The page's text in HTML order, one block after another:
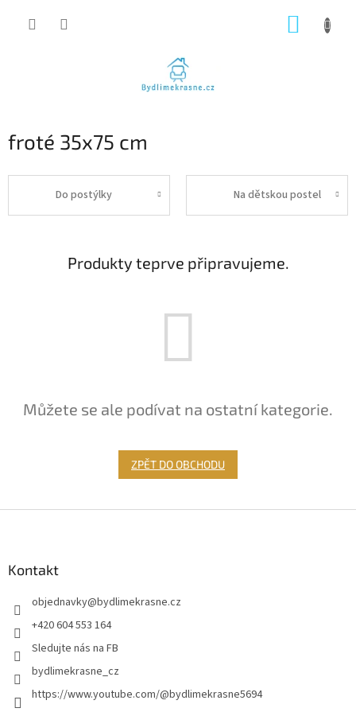
froté 35x75 cm
Do postýlky Na dětskou postel
Produkty teprve připravujeme.
Můžete se ale podívat na ostatní kategorie.
ZPĚT DO OBCHODU
Kontakt
objednavky@bydlimekrasne.cz
+420 604 553 164
Sledujte nás na FB
bydlimekrasne_cz
https://www.youtube.com/@bydlimekrasne5694